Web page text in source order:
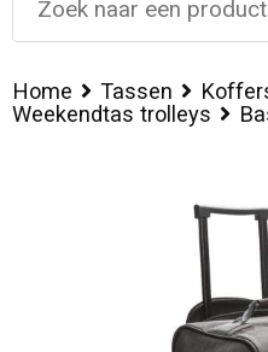
Home Tassen
Weekendtas trolleys